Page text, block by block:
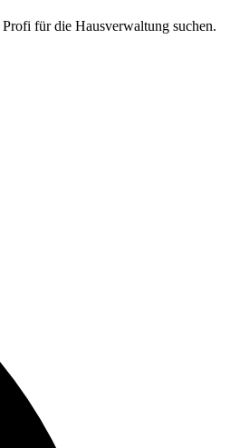
für die Hausverwaltung suchen.